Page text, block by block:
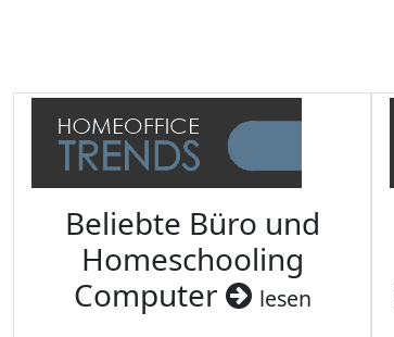
Beliebte Büro und
Homeschooling
Computer
lesen